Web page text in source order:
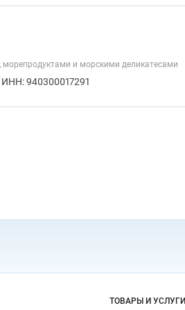
и морскими деликатесами
940300017291
ТОВАРЫ И УСЛУГИ